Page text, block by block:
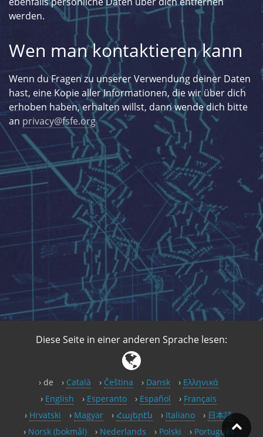
werden.
Wen man kontaktieren kann
Wenn du Fragen zu unserer Verwendung deiner Daten
hast, eine Kopie aller Informationen, die wir über dich
erhoben haben, erhalten willst, dann wende dich bitte
an privacy@fsfe.org
Diese Seite in einer anderen Sprache lesen:
de Català Čeština Dansk
Ελληνικά
English
Esperanto Español
Français
Hrvatski
Magyar Հայերէն Italiano
日本語
Norsk (bokmål)
Nederlands Polski Português